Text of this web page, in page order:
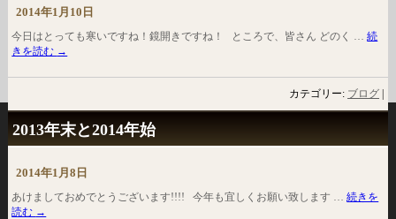
2014年1月10日
今日はとっても寒いですね！鏡開きですね！ ところで、皆さん どのく …続
きを読む →
カテゴリー: ブログ
2013年末と2014年始
2014年1月8日
あけましておめでとうございます!!!! 今年も宜しくお願い致します …続きを
読む →